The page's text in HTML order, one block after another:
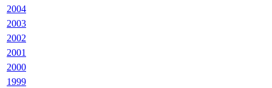
2004
2003
2002
2001
2000
1999